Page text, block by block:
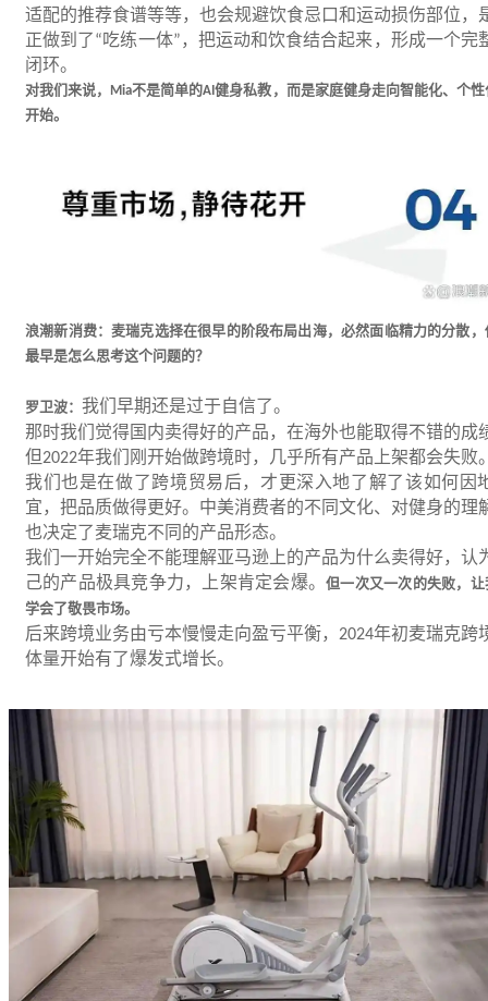
适配的推荐食谱等等，也会规避饮食忌口和运动损伤部位，
正做到了“吃练一体” ，把运动和饮食结合起来，形成一个完
闭环。
对我们来说， Mia不是简单的AI健身私教，而是家庭健身走向智能化、个性
开始。
浪潮新消费：麦瑞克选择在很早的阶段布局出海，必然面临精力的分散，
最早是怎么思考这个问题的？
罗卫波： 我们早期还是过于自信了。
那时我们觉得国内卖得好的产品，在海外也能取得不错的成
但2022年我们刚开始做跨境时，几乎所有产品上架都会失败
我们也是在做了跨境贸易后，才更深入地了解了该如何因
宜，把品质做得更好。中美消费者的不同文化、对健身的理
也决定了麦瑞克不同的产品形态。
我们一开始完全不能理解亚马逊上的产品为什么卖得好，认
己的产品极具竞争力，上架肯定会爆。但一次又一次的失败，让
学会了敬畏市场。
后来跨境业务由亏本慢慢走向盈亏平衡， 2024年初麦瑞克跨
体量开始有了爆发式增长。